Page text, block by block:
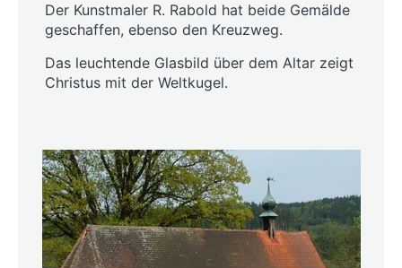
Der Kunstmaler R. Rabold hat beide Gemälde
geschaffen, ebenso den Kreuzweg.
Das leuchtende Glasbild über dem Altar zeigt
Christus mit der Weltkugel.